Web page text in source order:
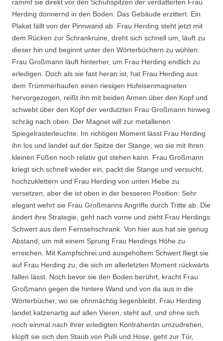
rammt sie direkt vor den Schuhspitzen der verdatterten Frau
Herding donnernd in den Boden. Das Gebäude erzittert. Ein
Plakat fällt von der Pinnwand ab. Frau Herding steht jetzt mit
dem Rücken zur Schrankruine, dreht sich schnell um, läuft zu
dieser hin und beginnt unter den Wörterbüchern zu wühlen.
Frau Großmann läuft hinterher, um Frau Herding endlich zu
erledigen. Doch als sie fast heran ist, hat Frau Herding aus
dem Trümmerhaufen einen riesigen Hufeisenmagneten
hervorgezogen, reißt ihn mit beiden Armen über den Kopf und
schwebt über den Kopf der verdutzten Frau Großmann hinweg
schräg nach oben. Der Magnet will zur metallenen
Spiegelrasterleuchte. Im richtigen Moment lässt Frau Herding
ihn los und landet auf der Spitze der Stange, wo sie mit ihren
kleinen Füßen noch relativ gut stehen kann. Frau Großmann
kriegt sich schnell wieder ein, packt die Stange und versucht,
hochzuklettern und Frau Herding von unten Hiebe zu
versetzen, aber die ist oben in der besseren Position: Sehr
elegant wehrt sie Frau Großmanns Angriffe durch Tritte ab. Die
ändert ihre Strategie, geht nach vorne und zieht Frau Herdings
Schwert aus dem Fernsehschrank. Von hier aus hat sie genug
Abstand, um mit einem Sprung Frau Herdings Höhe zu
erreichen. Mit Kampfschrei und ausgeholtem Schwert fliegt sie
auf Frau Herding zu, die sich im allerletzten Moment rückwärts
fallen lässt. Noch bevor sie den Boden berührt, kracht Frau
Großmann gegen die hintere Wand und von da aus in die
Wörterbücher, wo sie ohnmächtig liegenbleibt. Frau Herding
landet katzenartig auf allen Vieren, steht auf, und ohne sich
noch einmal nach ihrer erledigten Kontrahentin umzudrehen,
klopft sie sich den Staub von Pulli und Hose, geht zur Tür,